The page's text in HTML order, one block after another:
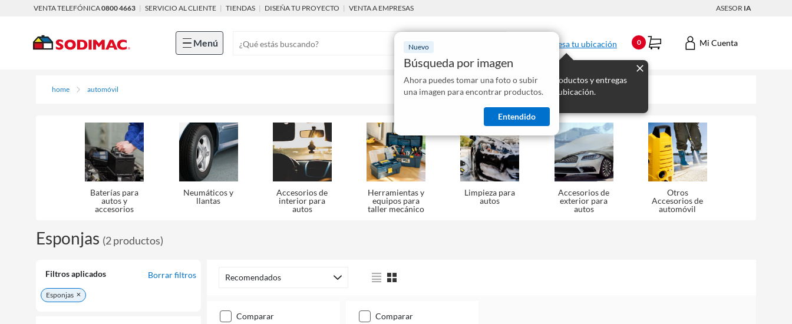
VENTA TELEFÓNICA0800 4663 | SERVICIO AL CLIENTE | TIENDAS | DISEÑA TU PROYECTO | VENTA A EMPRESAS ASESOR IA
Menú Nuevo
Búsqueda por imagen
Ahora puedes tomar una foto o subir
una imagen para encontrar productos.
Entendido
Ingresa tu ubicación
Mostraremos los productos y entregas
disponibles para tu ubicación.
0 Mi Cuenta
home automóvil
Baterías para
autos y
accesorios
Neumáticos y
llantas
Accesorios de
interior para
autos
Herramientas y
equipos para
taller mecánico
Limpieza para
autos
Accesorios de
exterior para
autos
Otros
Accesorios de
automóvil
Esponjas (2productos)
Filtros aplicados Borrar filtros
Esponjas
Recomendados
comparar comparar